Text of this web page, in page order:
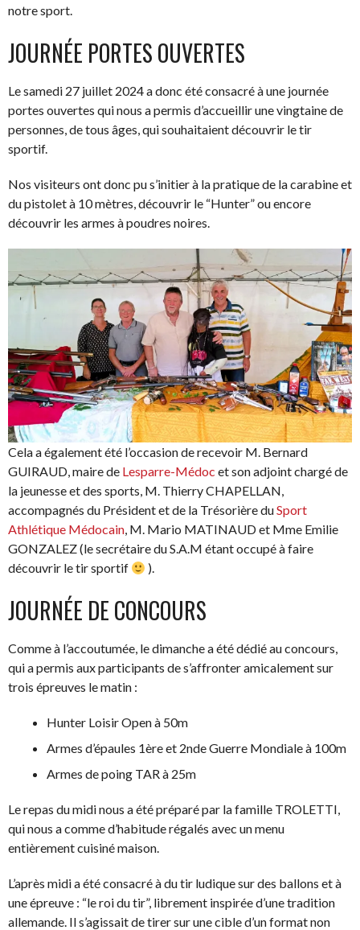
notre sport.
JOURNÉE PORTES OUVERTES
Le samedi 27 juillet 2024 a donc été consacré à une journée
portes ouvertes qui nous a permis d’accueillir une vingtaine de
personnes, de tous âges, qui souhaitaient découvrir le tir
sportif.
Nos visiteurs ont donc pu s’initier à la pratique de la carabine et
du pistolet à 10 mètres, découvrir le “Hunter” ou encore
découvrir les armes à poudres noires.
Cela a également été l’occasion de recevoir M. Bernard
GUIRAUD, maire de Lesparre-Médoc et son adjoint chargé de
la jeunesse et des sports, M. Thierry CHAPELLAN,
accompagnés du Président et de la Trésorière duSport
Athlétique Médocain, M. Mario MATINAUD et Mme Emilie
GONZALEZ (le secrétaire du S.A.M étant occupé à faire
découvrir le tir sportif
).
JOURNÉE DE CONCOURS
Comme à l’accoutumée, le dimanche a été dédié au concours,
qui a permis aux participants de s’affronter amicalement sur
trois épreuves le matin :
Hunter Loisir Open à 50m
Armes d’épaules 1ère et 2nde Guerre Mondiale à 100m
Armes de poing TAR à 25m
Le repas du midi nous a été préparé par la famille TROLETTI,
qui nous a comme d’habitude régalés avec un menu
entièrement cuisiné maison.
L’après midi a été consacré à du tir ludique sur des ballons et à
une épreuve : “le roi du tir”, librement inspirée d’une tradition
allemande. Il s’agissait de tirer sur une cible d’un format non